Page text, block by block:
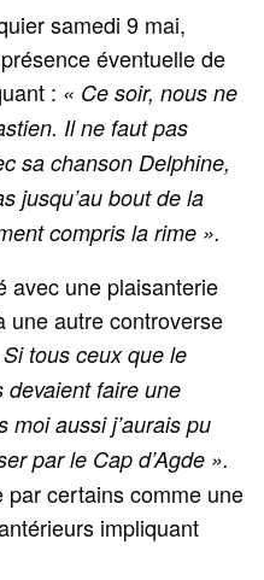
samedi 9 mai,
éventuelle de
: « Ce soir, nous ne
Il ne faut pas
sa chanson Delphine,
jusqu’au bout de la
compris la rime ».
avec une plaisanterie
une autre controverse
tous ceux que le
devaient faire une
moi aussi j’aurais pu
par le Cap d’Agde ».
certains comme une
impliquant